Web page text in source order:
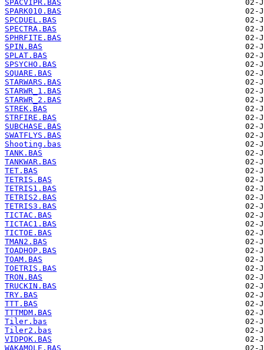
SPACVIPR.BAS
SPARK010.BAS
SPCDUEL.BAS
SPECTRA.BAS
SPHRFITE.BAS
SPIN.BAS
SPLAT.BAS
SPSYCHO.BAS
SQUARE.BAS
STARWARS.BAS
STARWR_1.BAS
STARWR_2.BAS
STREK.BAS
STRFIRE.BAS
SUBCHASE.BAS
SWATFLYS.BAS
Shooting.bas
TANK.BAS
TANKWAR.BAS
TET.BAS
TETRIS.BAS
TETRIS1.BAS
TETRIS2.BAS
TETRIS3.BAS
TICTAC.BAS
TICTAC1.BAS
TICTOE.BAS
TMAN2.BAS
TOADHOP.BAS
TOAM.BAS
TOETRIS.BAS
TRON.BAS
TRUCKIN.BAS
TRY.BAS
TTT.BAS
TTTMDM.BAS
Tiler.bas
Tiler2.bas
VIDPOK.BAS
WAKAMOLE.BAS